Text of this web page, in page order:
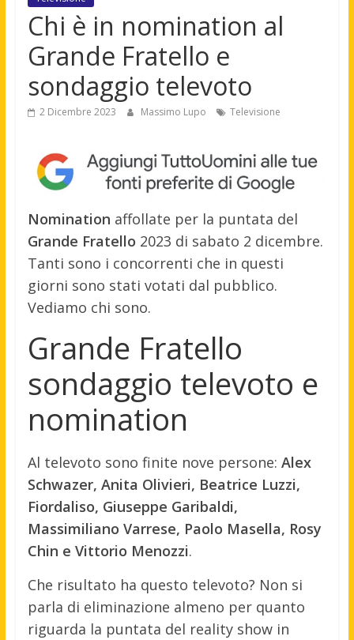
Chi è in nomination al
Grande Fratello e
sondaggio televoto
2 Dicembre 2023 Massimo Lupo Televisione
Nomination affollate per la puntata del
Grande Fratello 2023 di sabato 2 dicembre.
Tanti sono i concorrenti che in questi
giorni sono stati votati dal pubblico.
Vediamo chi sono.
Grande Fratello
sondaggio televoto e
nomination
Al televoto sono finite nove persone: Alex
Schwazer, Anita Olivieri, Beatrice Luzzi,
Fiordaliso, Giuseppe Garibaldi,
Massimiliano Varrese, Paolo Masella, Rosy
Chin e Vittorio Menozzi.
Che risultato ha questo televoto? Non si
parla di eliminazione almeno per quanto
riguarda la puntata del reality show in